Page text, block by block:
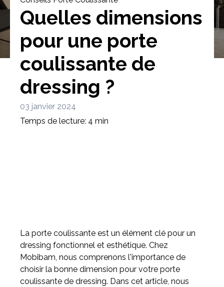
Inspirez-vous du catalogue
Personnalisez nos modèles pour créer le meuble qui vous
ressemble.
Bibliothèque Meuble tv
Meuble d'angle
Quelles dimensions
pour une porte
coulissante de
dressing ?
03 janvier 2024
Temps de lecture: 4 min
La porte coulissante est un élément clé pour un
dressing fonctionnel et esthétique. Chez
Mobibam, nous comprenons l'importance de
choisir la bonne dimension pour votre porte
coulissante de dressing. Dans cet article, nous